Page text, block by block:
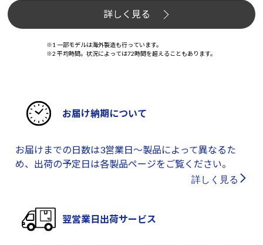
詳しく見る
※1 一部モデルは海外製造も行っています。
※2 平均時間。状況によっては72時間を超えることもあります。
お届け納期について
お届けまでの日数は3営業日～製品によって異なるた
め、出荷の予定日は各製品ページをご覧ください。
詳しく見る
翌営業日出荷サービス